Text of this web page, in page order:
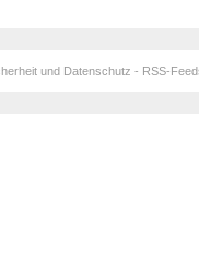
und Datenschutz - RSS-